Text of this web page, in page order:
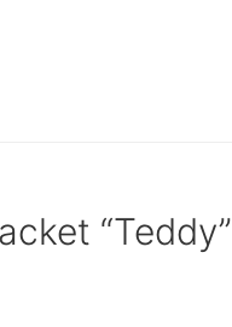
“Teddy”